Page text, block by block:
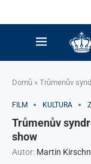
Domů » Trůmenův
FILM KULTURA
Trůmenův
show
Autor: Martin